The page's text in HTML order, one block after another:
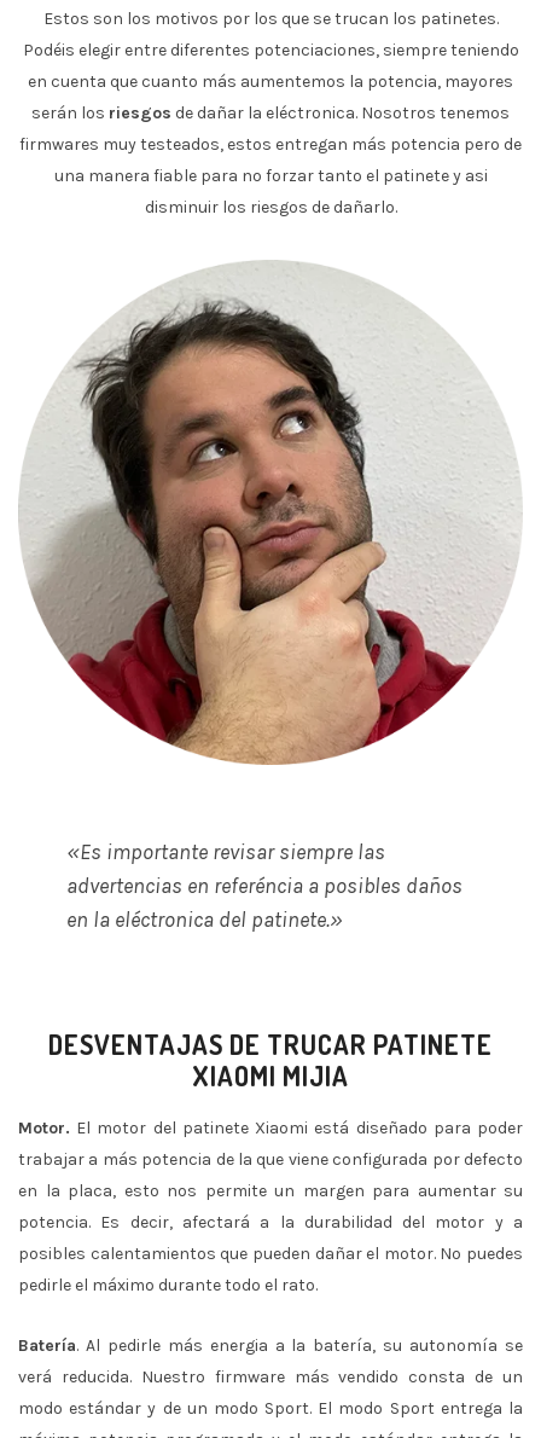
Estos son los motivos por los que se trucan los patinetes.
Podéis elegir entre diferentes potenciaciones, siempre teniendo
en cuenta que cuanto más aumentemos la potencia, mayores
serán los riesgos de dañar la eléctronica. Nosotros tenemos
firmwares muy testeados, estos entregan más potencia pero de
una manera fiable para no forzar tanto el patinete y asi
disminuir los riesgos de dañarlo.
«Es importante revisar siempre las
advertencias en referéncia a posibles daños
en la eléctronica del patinete.»
DESVENTAJAS DE TRUCAR PATINETE
XIAOMI MIJIA
Motor. El motor del patinete Xiaomi está diseñado para poder
trabajar a más potencia de la que viene configurada por defecto
en la placa, esto nos permite un margen para aumentar su
potencia. Es decir, afectará a la durabilidad del motor y a
posibles calentamientos que pueden dañar el motor. No puedes
pedirle el máximo durante todo el rato.
Batería. Al pedirle más energia a la batería, su autonomía se
verá reducida. Nuestro firmware más vendido consta de un
modo estándar y de un modo Sport. El modo Sport entrega la